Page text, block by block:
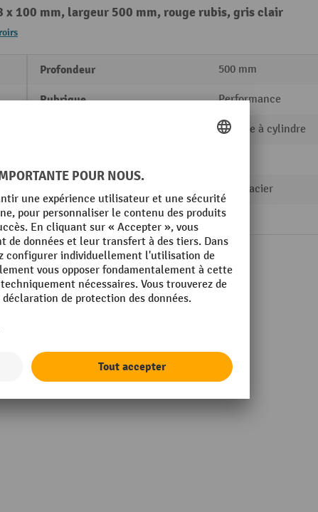
x 100 mm, largeur 500 mm, rouge rubis, gris clair
Profondeur 500 mm
Rubrique Performance
Serrure à cylindre
Tôle d'acier
Tiroirs, capacité de charge 15 kg
les détails techniques